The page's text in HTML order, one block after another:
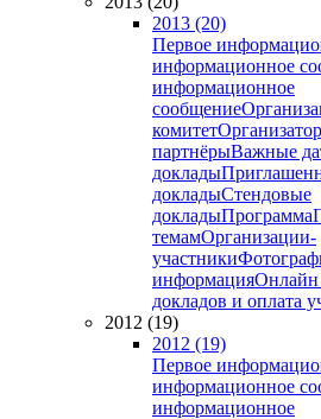
2013 (20)
Первое
информационное
информационное
сообщение
комитет
партнёрыВажные
доклады
докладыСтендовые
докладыПрограмма
темамОрганизации-
участники
информацияОнлайн
докладов и оплата
2012 (19)
2012 (19)
Первое
информационное
информационное